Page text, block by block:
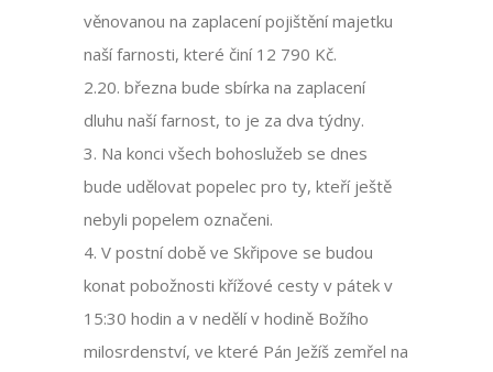
věnovanou na zaplacení pojištění majetku
naší farnosti, které činí 12 790 Kč.
2.20. března bude sbírka na zaplacení
dluhu naší farnost, to je za dva týdny.
3. Na konci všech bohoslužeb se dnes
bude udělovat popelec pro ty, kteří ještě
nebyli popelem označeni.
4. V postní době ve Skřipove se budou
konat pobožnosti křížové cesty v pátek v
15:30 hodin a v nedělí v hodině Božího
milosrdenství, ve které Pán Ježíš zemřel na